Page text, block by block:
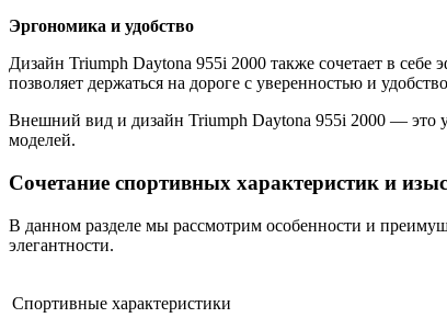
Эргономика и удобство
Дизайн Triumph Daytona 955i 2000 также сочетает в
позволяет держаться на дороге с уверенностью и
Внешний вид и дизайн Triumph Daytona 955i 2000 — это
моделей.
Сочетание спортивных характеристик и
В данном разделе мы рассмотрим особенности и
элегантности.
Спортивные характеристики